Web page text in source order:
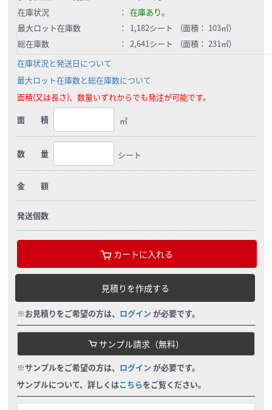
在庫状況
： 在庫あり。
最大ロット在庫数
：
1,182シート (面積： 103㎡)
総在庫数
：
2,641シート (面積： 231㎡)
在庫状況と発送日について
最大ロット在庫数と総在庫数について
面積(又は長さ)、数量いずれからでも発注が可能です。
面 積
㎡
数 量 シート
金 額
発送個数
カートに入れる
見積りを作成する
※お見積りをご希望の方は、 ログイン が必要です。
サンプル請求（無料）
※サンプルをご希望の方は、 ログイン が必要です。
サンプルについて、詳しくはこちらをご覧ください。